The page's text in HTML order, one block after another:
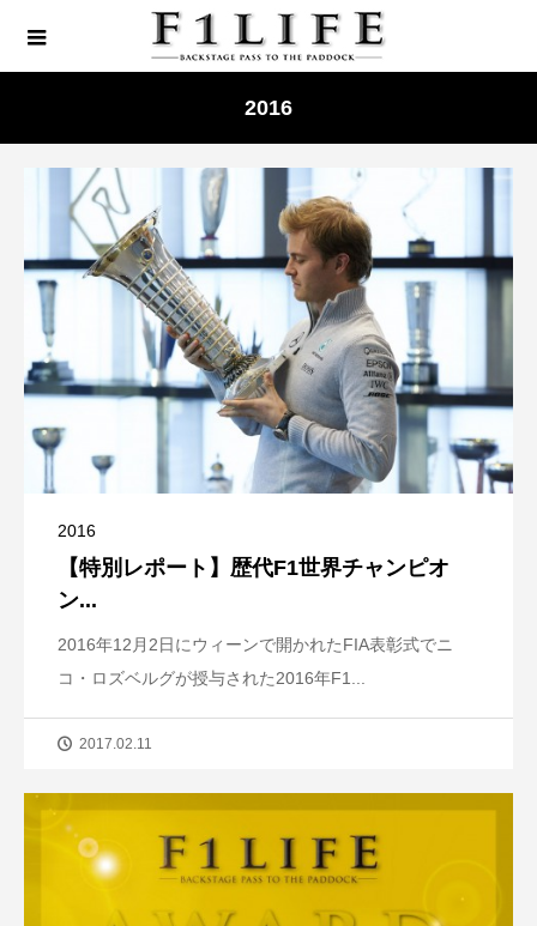
2016
2016
【特別レポート】歴代F1世界チャンピオ
ン...
2016年12月2日にウィーンで開かれたFIA表彰式でニ
コ・ロズベルグが授与された2016年F1...
2017.02.11